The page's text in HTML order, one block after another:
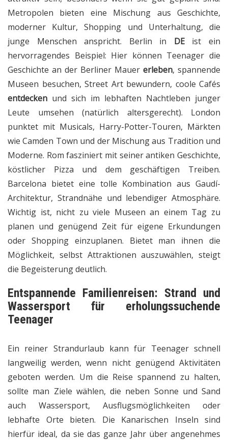
Metropolen bieten eine Mischung aus Geschichte,
moderner Kultur, Shopping und Unterhaltung, die
junge Menschen anspricht. Berlin in DEist ein
hervorragendes Beispiel: Hier können Teenager die
Geschichte an der Berliner Mauer erleben, spannende
Museen besuchen, Street Art bewundern, coole Cafés
entdecken und sich im lebhaften Nachtleben junger
Leute umsehen (natürlich altersgerecht). London
punktet mit Musicals, Harry-Potter-Touren, Märkten
wie Camden Town und der Mischung aus Tradition und
Moderne. Rom fasziniert mit seiner antiken Geschichte,
köstlicher Pizza und dem geschäftigen Treiben.
Barcelona bietet eine tolle Kombination aus Gaudí-
Architektur, Strandnähe und lebendiger Atmosphäre.
Wichtig ist, nicht zu viele Museen an einem Tag zu
planen und genügend Zeit für eigene Erkundungen
oder Shopping einzuplanen. Bietet man ihnen die
Möglichkeit, selbst Attraktionen auszuwählen, steigt
die Begeisterung deutlich.
Entspannende Familienreisen: Strand und
Wassersport für erholungssuchende
Teenager
Ein reiner Strandurlaub kann für Teenager schnell
langweilig werden, wenn nicht genügend Aktivitäten
geboten werden. Um die Reise spannend zu halten,
sollte man Ziele wählen, die neben Sonne und Sand
auch Wassersport, Ausflugsmöglichkeiten oder
lebhafte Orte bieten. Die Kanarischen Inseln sind
hierfür ideal, da sie das ganze Jahr über angenehmes